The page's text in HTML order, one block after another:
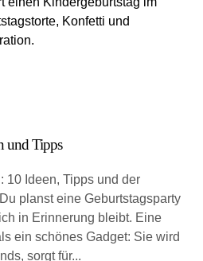
und Tipps
10 Ideen, Tipps und der
planst eine Geburts­tags­par­ty
in Erin­ne­rung bleibt. Eine
ein schö­nes Gad­get: Sie wird
sorgt für...